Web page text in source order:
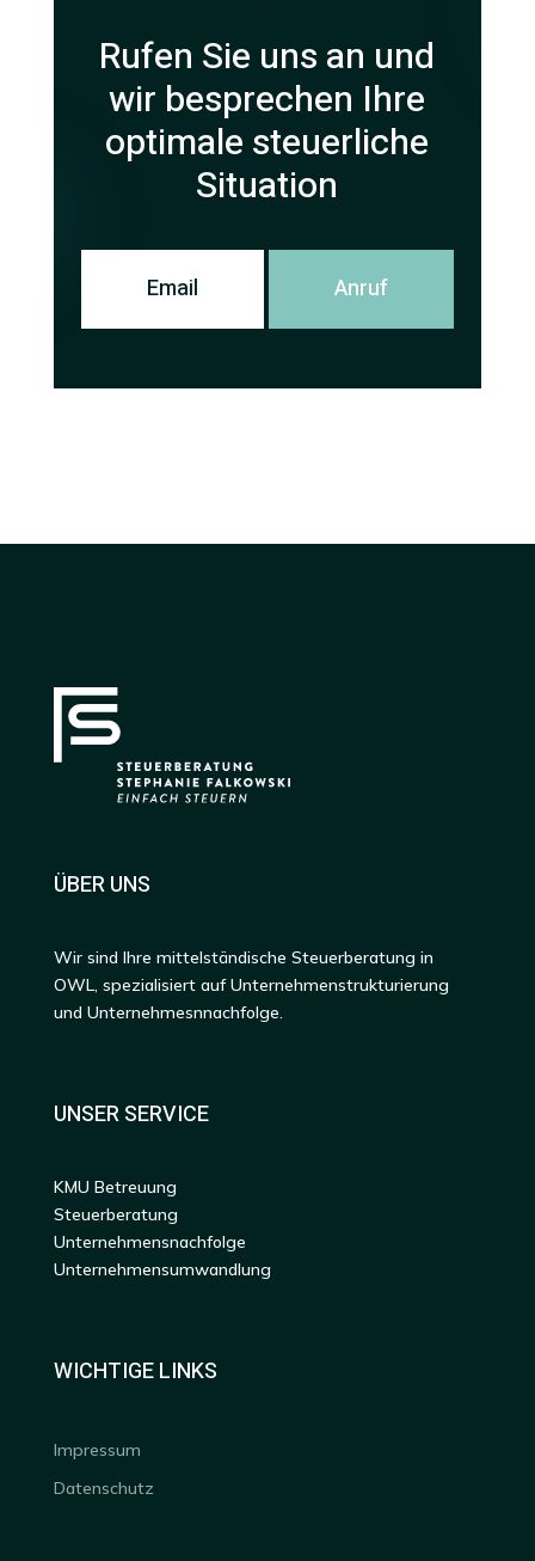
Rufen Sie uns an und
wir besprechen Ihre
optimale steuerliche
Situation
Email Anruf
ÜBER UNS
Wir sind Ihre mittelständische Steuerberatung in
OWL, spezialisiert auf Unternehmenstrukturierung
und Unternehmesnnachfolge.
UNSER SERVICE
KMU Betreuung
Steuerberatung
Unternehmensnachfolge
Unternehmensumwandlung
WICHTIGE LINKS
Impressum
Datenschutz